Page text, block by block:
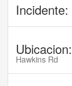
Incidente:
Ubicacion:
Hawkins Rd